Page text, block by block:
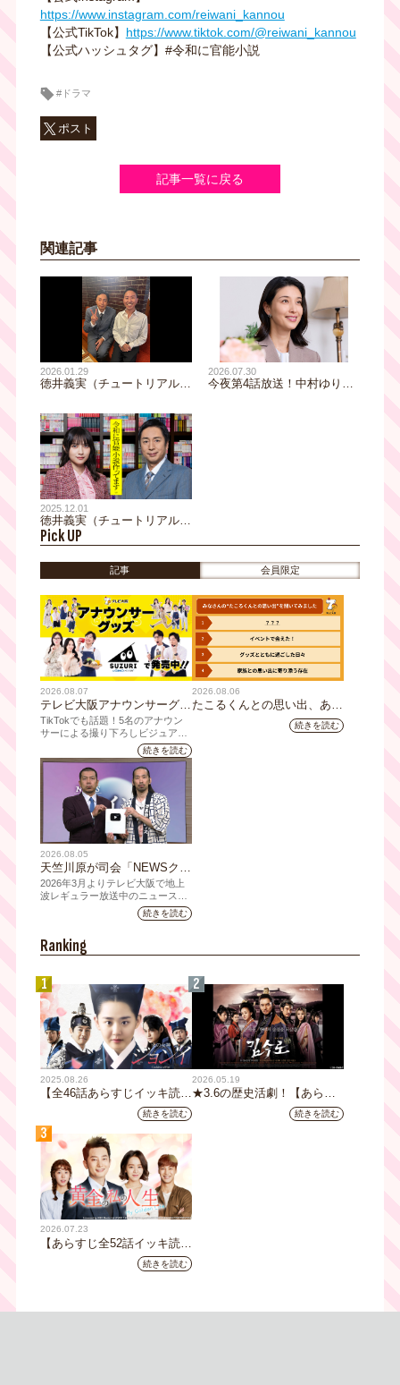
https://www.instagram.com/reiwani_kannou
【公式TikTok】 https://www.tiktok.com/@reiwani_kannou
【公式ハッシュタグ】#令和に官能小説
#ドラマ
ポスト
記事一覧に戻る
関連記事
2026.01.29
徳井義実（チュートリアル）
ートリアル福田充徳が喫茶店
の店主役で出演！久々にコン
ビでドラマ出演も、福田「ク
ランクインして30分でクラン
クアップ」
2026.07.30
今夜第4話放送！中村ゆりか
2025.12.01
徳井義実（チュートリアル）
×桃月なしこ 地上波連ドラ初
主演！『令和に官能小説作っ
てます』テレビ大阪で2026
年1月7日（水）深夜24時放
Pick UP
記事 会員限定
2026.08.07
テレビ大阪アナウンサーグッ
ズの新商品 8月8日(土)に発
売！ テーマは「個性全開」5
人それぞれの"らしさ"を詰め
込んだアイテムが登場
TikTokでも話題！5名のアナウン
サーによる撮り下ろしビジュアル
を使用した新グッズを発売続きを読む
2026.08.06
たこるくんとの思い出、あり
ますか？会員のみなさんに聞
続きを読む
2026.08.05
天竺川原が司会「NEWSクラ
イシス」チャンネル登録者数
10万人突破！テレビ大阪の番
組史上最速記録を更新
2026年3月よりテレビ大阪で地上
波レギュラー放送中のニュース番
組「NEWSクライシス」が、この
たび2026年7月12日(日)に、
人を達成しました。
続きを読む
Ranking
1
2025.08.26
【全46話あらすじイッキ読
み】韓国ドラマ『火の女神
ジョンイ』｜テレビ大阪 9
月11日（木）朝8時放送スタ
ート
続きを読む
2
2026.05.19
★3.6の歴史活劇！【あらす
じ全32話イッキ読み】韓国ド
ラマ『鉄の王 キム・スロ』
続きを読む
3
2026.07.23
【あらすじ全52話イッキ読
み】韓国ドラマ『黄金の私の
人生』｜テレビ大阪 月曜～
続きを読む